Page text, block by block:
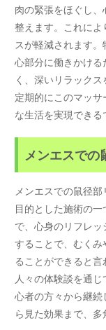
肉の緊張をほぐし
整えます。これに
スが軽減されます
心部分に働きかけ
く、深いリラック
定期的にこのマッ
な生活を実現できる
メンエスでの
メンエスでの鼠径
目的とした施術の
で、心身のリフレ
することで、むく
ることができると
人々の体験談を通
心者の方々から継
ら見た効果まで、多